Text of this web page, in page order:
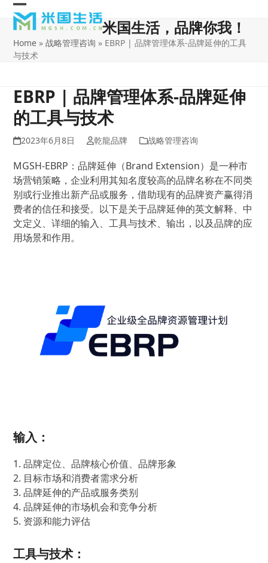
Skip
content
Open
mobile
menu
Close
mobile
menu
米国生活，品牌你我！
Home »战略管理咨询 » EBRP | 品牌管理体系-品牌延伸的工具
与技术
EBRP | 品牌管理体系-品牌延伸
的工具与技术
2023年6月8日 乾龍品牌 战略管理咨询
MGSH-EBRP：品牌延伸（Brand Extension）是一种市
场营销策略，企业利用其知名度较高的品牌名称在不同类
别或行业推出新产品或服务，借助现有的品牌资产赢得消
费者的信任和接受。以下是关于品牌延伸的英文解释、中
文定义、详细的输入、工具与技术、输出，以及品牌的应
用场景和作用。
输入：
1. 品牌定位、品牌核心价值、品牌形象
2. 目标市场和消费者需求分析
3. 品牌延伸的产品或服务类别
4. 品牌延伸的市场机会和竞争分析
5. 资源和能力评估
工具与技术：